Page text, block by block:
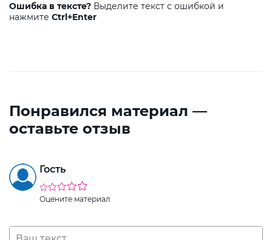
Ошибка в тексте? Выделите текст с ошибкой и
нажмите Ctrl+Enter
Понравился материал —
оставьте отзыв
Гость
Оцените материал